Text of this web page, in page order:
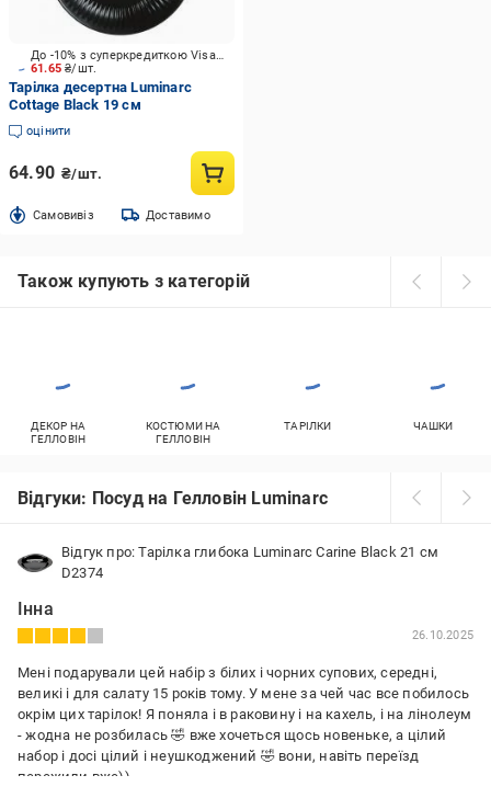
61.65₴/шт.
До -10% з суперкредиткою Visa Вигода
Тарілка десертна Luminarc
Cottage Black 19 см
оцінити
64.90 ₴/шт.
Cамовивіз Доставимо
Також купують з категорій
ДЕКОР НА
ГЕЛЛОВІН
КОСТЮМИ НА
ГЕЛЛОВІН
ТАРІЛКИ ЧАШКИ
Відгуки: Посуд на Гелловін Luminarc
Відгук про: Тарілка глибока Luminarc Carine Black 21 см
D2374
Інна
26.10.2025
Мені подарували цей набір з білих і чорних супових, середні,
великі і для салату 15 років тому. У мене за чей час все побилось
окрім цих тарілок! Я поняла і в раковину і на кахель, і на лінолеум
- жодна не розбилась 🤣 вже хочеться щось новеньке, а цілий
набор і досі цілий і неушкоджений 🤣 вони, навіть переїзд
пережили вже))